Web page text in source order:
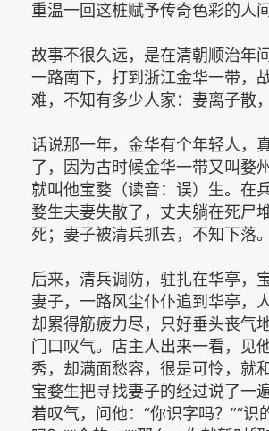
重温一回这桩赋予传奇色彩的人
故事不很久远，是在清朝顺治年
一路南下，打到浙江金华一带，
难，不知有多少人家：妻离子散
话说那一年，金华有个年轻人，
了，因为古时候金华一带又叫婺
就叫他宝婺（读音：误）生。在
婺生夫妻失散了，丈夫躺在死尸
死；妻子被清兵抓去，不知下落。
后来，清兵调防，驻扎在华亭，
妻子，一路风尘仆仆追到华亭，
却累得筋疲力尽，只好垂头丧气
门口叹气。店主人出来一看，见
秀，却满面愁容，很是可怜，就
宝婺生把寻找妻子的经过说了一
着叹气，问他：“你识字吗？”“识